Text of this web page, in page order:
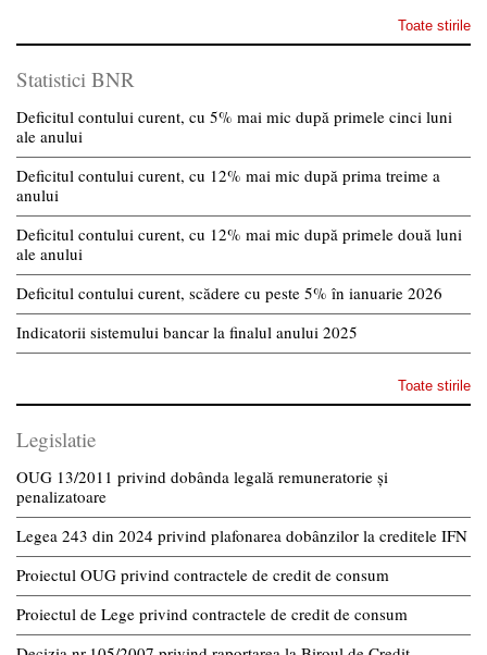
Toate stirile
Statistici BNR
Deficitul contului curent, cu 5% mai mic după primele cinci luni
ale anului
Deficitul contului curent, cu 12% mai mic după prima treime a
anului
Deficitul contului curent, cu 12% mai mic după primele două luni
ale anului
Deficitul contului curent, scădere cu peste 5% în ianuarie 2026
Indicatorii sistemului bancar la finalul anului 2025
Toate stirile
Legislatie
OUG 13/2011 privind dobânda legală remuneratorie și
penalizatoare
Legea 243 din 2024 privind plafonarea dobânzilor la creditele IFN
Proiectul OUG privind contractele de credit de consum
Proiectul de Lege privind contractele de credit de consum